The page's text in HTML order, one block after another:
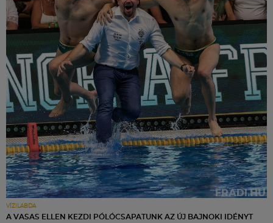
VÍZILABDA
A VASAS ELLEN KEZDI PÓLÓCSAPATUNK AZ ÚJ BAJNOKI IDÉNYT